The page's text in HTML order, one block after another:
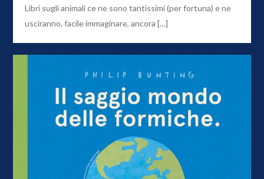
Libri sugli animali ce ne sono tantissimi (per fortuna) e ne
usciranno, facile immaginare, ancora […]